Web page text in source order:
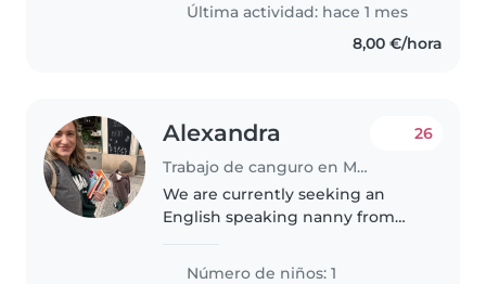
Última actividad: hace 1 mes
8,00 €/hora
Alexandra
Trabajo de canguro en Málaga
26
We are currently seeking an
English speaking nanny from
Número de niños: 1